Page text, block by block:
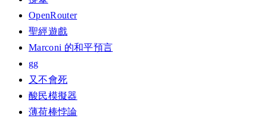
OpenRouter
聖經遊戲
Marconi 的和平預言
gg
又不會死
酸民模擬器
薄荷棒悖論